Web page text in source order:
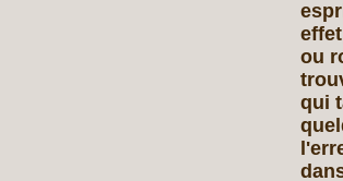
ou
qui